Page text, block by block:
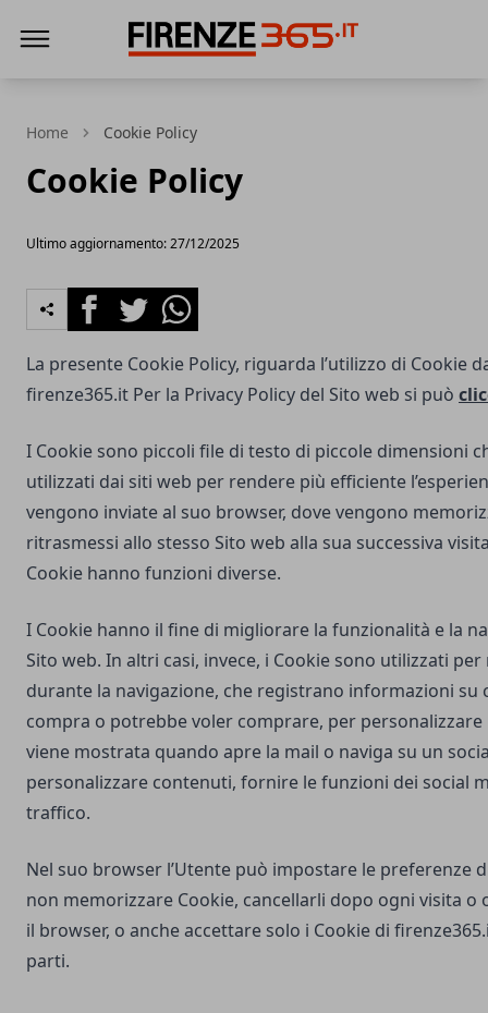
Home Cookie Policy
Cookie Policy
Ultimo aggiornamento: 27/12/2025
FacebookTwitterWhatsapp
La presente Cookie Policy, riguarda l’utilizzo di Cookie
firenze365.it Per la Privacy Policy del Sito web si può
I Cookie sono piccoli file di testo di piccole dimensioni
utilizzati dai siti web per rendere più efficiente
vengono inviate al suo browser, dove vengono
ritrasmessi allo stesso Sito web alla sua successiva
Cookie hanno funzioni diverse.
I Cookie hanno il fine di migliorare la funzionalità e la
Sito web. In altri casi, invece, i Cookie sono utilizzati
durante la navigazione, che registrano informazioni su
compra o potrebbe voler comprare, per
viene mostrata quando apre la mail o naviga su un
personalizzare contenuti, fornire le funzioni dei social
traffico.
Nel suo browser l’Utente può impostare le preferenze
non memorizzare Cookie, cancellarli dopo ogni visita o
il browser, o anche accettare solo i Cookie di
parti.